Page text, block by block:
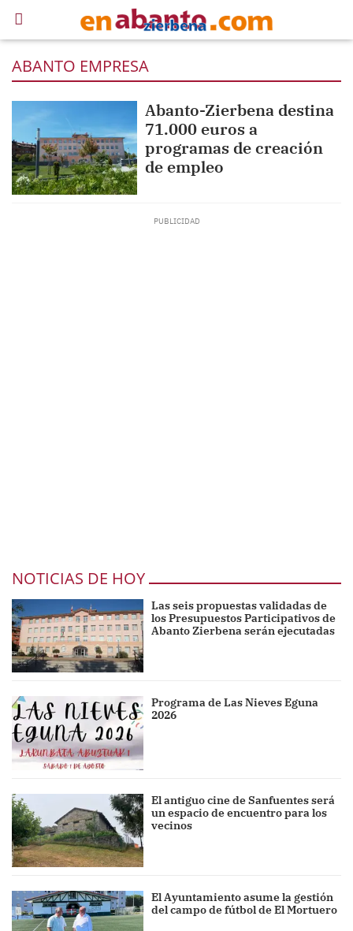
ABANTO EMPRESA
Abanto-Zierbena destina
71.000 euros a
programas de creación
de empleo
NOTICIAS DE HOY
Las seis propuestas validadas de
los Presupuestos Participativos de
Abanto Zierbena serán ejecutadas
Programa de Las Nieves Eguna
2026
El antiguo cine de Sanfuentes será
un espacio de encuentro para los
vecinos
El Ayuntamiento asume la gestión
del campo de fútbol de El Mortuero